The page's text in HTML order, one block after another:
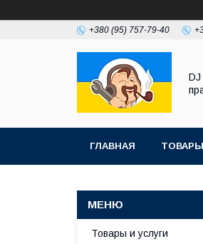
+380 (95) 757-79-40
DJ
ГЛАВНАЯ
Товары и услуги